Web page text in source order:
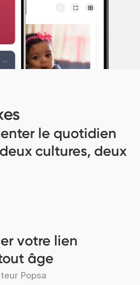
le quotidien
cultures, deux
votre lien
âge
Popsa